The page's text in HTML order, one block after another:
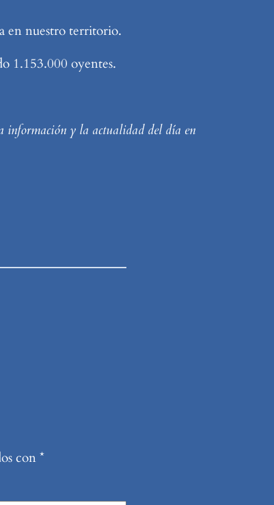
en nuestro territorio.
1.153.000 oyentes.
información y la actualidad del día en
con*